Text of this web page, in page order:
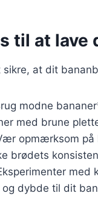
til at lave
sikre, at dit
modne
med brune
opmærksom på
brødets
med
og dybde til dit